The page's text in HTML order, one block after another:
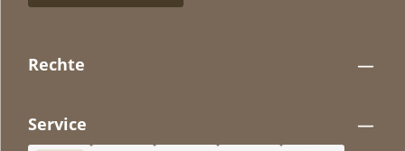
Rechte
Service